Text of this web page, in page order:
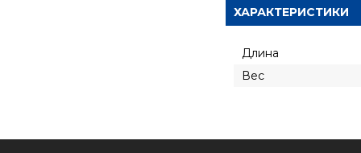
ХАРАКТЕРИСТИКИ
Длина
Вес